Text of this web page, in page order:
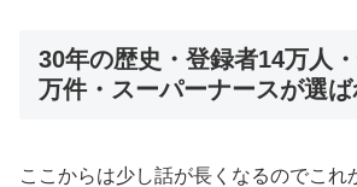
30年の歴史・登録者14万人
万件・スーパーナースが選
ここからは少し話が長くなるのでこれ